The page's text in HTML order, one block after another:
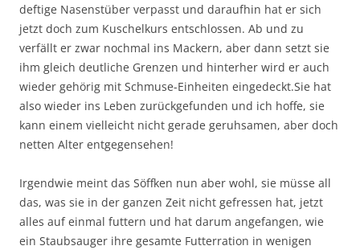
deftige Nasenstüber verpasst und daraufhin hat er sich
jetzt doch zum Kuschelkurs entschlossen. Ab und zu
verfällt er zwar nochmal ins Mackern, aber dann setzt sie
ihm gleich deutliche Grenzen und hinterher wird er auch
wieder gehörig mit Schmuse-Einheiten eingedeckt.Sie hat
also wieder ins Leben zurückgefunden und ich hoffe, sie
kann einem vielleicht nicht gerade geruhsamen, aber doch
netten Alter entgegensehen!
Irgendwie meint das Söffken nun aber wohl, sie müsse all
das, was sie in der ganzen Zeit nicht gefressen hat, jetzt
alles auf einmal futtern und hat darum angefangen, wie
ein Staubsauger ihre gesamte Futterration in wenigen